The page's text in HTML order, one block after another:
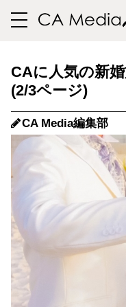
toggle
CAに人気の新
(2/3ページ)
CA Media編集部